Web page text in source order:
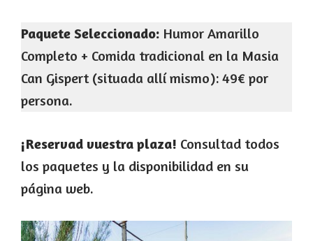
Paquete Seleccionado: Humor Amarillo
Completo + Comida tradicional en la Masia
Can Gispert (situada allí mismo): 49€ por
persona.
¡Reservad vuestra plaza! Consultad todos
los paquetes y la disponibilidad en su
página web.